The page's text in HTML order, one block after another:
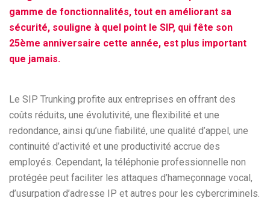
gamme de fonctionnalités, tout en améliorant sa
sécurité, souligne à quel point le SIP, qui fête son
25ème anniversaire cette année, est plus important
que jamais.
Le SIP Trunking profite aux entreprises en offrant des
coûts réduits, une évolutivité, une flexibilité et une
redondance, ainsi qu’une fiabilité, une qualité d’appel, une
continuité d’activité et une productivité accrue des
employés. Cependant, la téléphonie professionnelle non
protégée peut faciliter les attaques d’hameçonnage vocal,
d’usurpation d’adresse IP et autres pour les cybercriminels.